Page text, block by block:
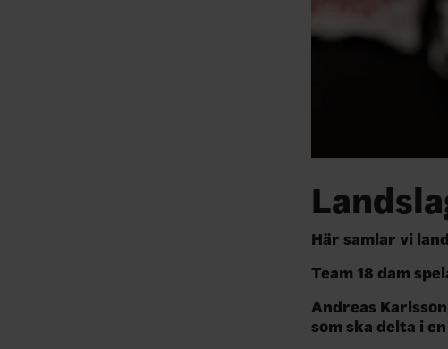
Här samlar vi
Team 18 dam
Andreas
som ska delta i